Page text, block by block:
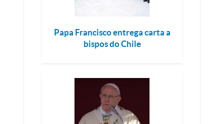
Papa Francisco entrega carta a
bispos do Chile